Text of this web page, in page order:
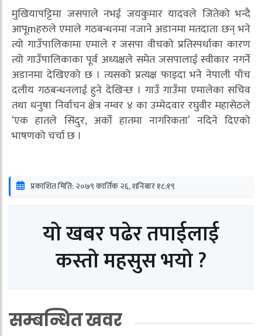
मुखियापट्टिमा जसपाले नभई जयकुमार यादवले जितेको भन्दै
आपूmहरुले एमाले गठबन्धनमा नजाने अडानमा मतदाता छन् भने
त्यो गाउँपालिकामा एमाले र जसपा वीचको प्रतिस्पर्धाका कारण
त्यो गाउँपालिकाका पूर्व अध्यक्षले समेत जसपालाई स्वीकार नगर्ने
अडानमा देखिएको छ । त्यसको प्रत्यक्ष फाइदा भने नेपाली पाँच
दलीय गठबन्धनलाई हुने देखिन्छ । गाउँ गाउँमा एमालेका सचिव
तथा धनुषा निर्वाचन क्षेत्र नम्वर ४ का उम्मेदवार रघुवीर महासेठले
‘एक हातले सिंदुर, अर्को हातमा नागरिकता’ नदिने दिएको
भाषणको चर्चा छ ।
प्रकाशित मिति: २०७९ कार्तिक २६, शनिबार १८:१९
यो खबर पढेर तपाईलाई
कस्तो महसुस भयो ?
सम्बन्धित खवर